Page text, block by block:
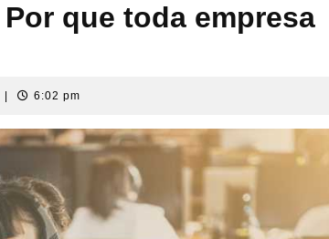
que toda empresa
6:02 pm